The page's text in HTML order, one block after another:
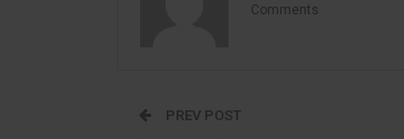
Comments
PREV POST